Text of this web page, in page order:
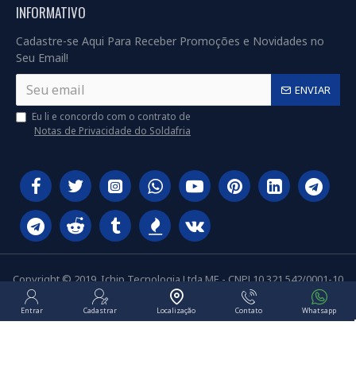
INFORMATIVO
Cadastre-se Aqui Para Receber Promoções e Novidades no
Seu Email!
ENVIAR
Eu li e concordo com o contrato de
Notas de Privacidade do Soldafria
Copyright © 2019, Ichip Tecnologia Ltda ME - CNPJ 10.321.542/0001-10
Entrar Cadastrar Localização Contato Whatsapp